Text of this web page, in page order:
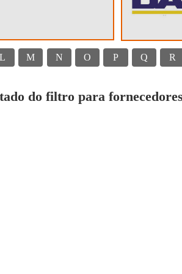
L M N O P Q R
do filtro para